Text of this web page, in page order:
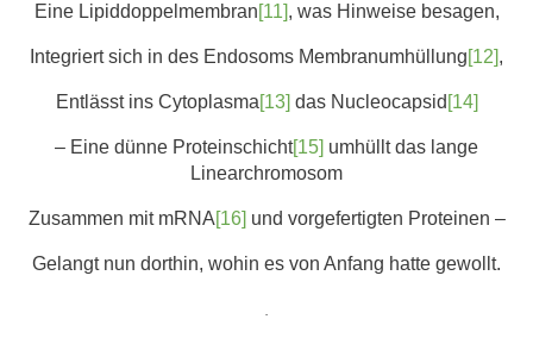
Eine Lipiddoppelmembran[11], was Hinweise besagen,
Integriert sich in des Endosoms Membranumhüllung[12],
Entlässt ins Cytoplasma[13] das Nucleocapsid [14]
– Eine dünne Proteinschicht[15] umhüllt das lange
Linearchromosom
Zusammen mit mRNA[16] und vorgefertigten Proteinen –
Gelangt nun dorthin, wohin es von Anfang hatte gewollt.